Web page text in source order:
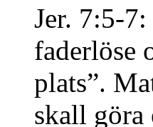
Jer. 7:5-
faderlöse
plats”.
skall göra